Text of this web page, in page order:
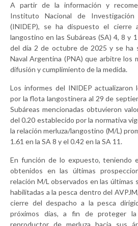
A partir de la información y
Instituto Nacional de Investigación
(INIDEP), se ha dispuesto el cierre
langostino en las Subáreas (SA) 4, 8 y
del día 2 de octubre de 2025 y se ha
Naval Argentina (PNA) que arbitre los
difusión y cumplimiento de la medida.
Los informes del INIDEP actualizaron
por la flota langostinera al 29 de
Subáreas mencionadas obtuvieron
del 0.20 establecido por la normativa
la relación merluza/langostino (M/L)
1.61 en la SA 8 y el 0.42 en la SA 11.
En función de lo expuesto, teniendo
obtenidos en las últimas
relación M/L observados en las últimas
habilitadas a la pesca dentro del
cierre del despacho a la pesca
próximos días, a fin de proteger